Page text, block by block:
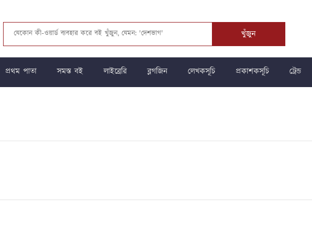
খুঁজুন
প্রথম পাতা সমস্ত বই লাইব্রেরি ব্লগজিন লেখকসূচি প্রকাশকসূচি ট্রেন্ড